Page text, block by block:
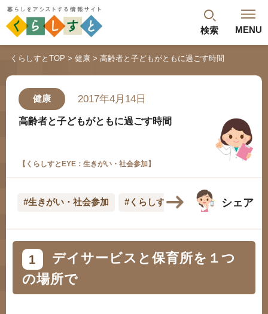
検索 MENU
閉じる
最新記事 閲覧履歴 ランキング
年金のよくあるご質問
人気#タグ「5選」
#年金広報
くらしすとTOP 健康 高齢者と子どもがともに過ごす時間
健康 2017年4月14日
高齢者と子どもがともに過ごす時間
【くらしすとEYE：生きがい・社会参加】
#生きがい・社会参加 #くらしすとEYE(健康) シェア
1
デイサービスと保育所を１つ
の場所で